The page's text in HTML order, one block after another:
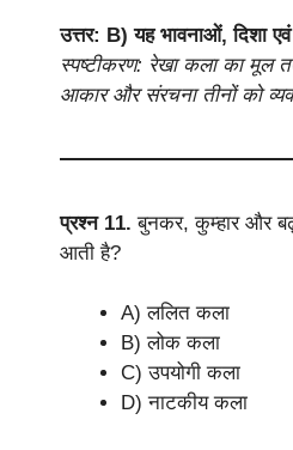
उत्तर: B) यह भावनाओं, दिशा
स्पष्टीकरण: रेखा कला का मूल
आकार और संरचना तीनों को
प्रश्न 11. बुनकर, कुम्हार और
आती है?
A) ललित कला
B) लोक कला
C) उपयोगी कला
D) नाटकीय कला